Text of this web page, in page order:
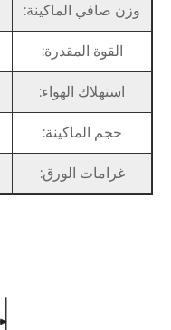
وزن صافي الماكينة:
القوة المقدرة:
استهلاك الهواء:
حجم الماكينة:
غرامات الورق: